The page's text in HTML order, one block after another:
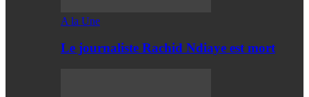
A la Une
Le journaliste Rachid Ndiaye est mort